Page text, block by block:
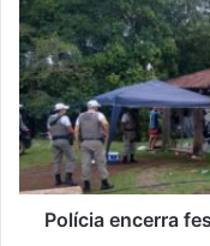
encerra
festa
e
encontra
drogas
no
Morro
Gaúcho
Polícia encerra